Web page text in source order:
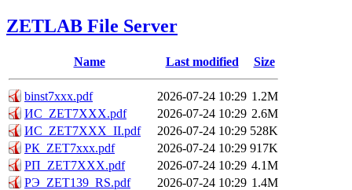
ZETLAB File Server
Name Last modified Size
binst7xxx.pdf 2026-07-24 10:29 1.2M
ИС_ZET7XXX.pdf
2026-07-24 10:29 2.6M
ИС_ZET7XXX_II.pdf
2026-07-24 10:29 528K
РК_ZET7xxx.pdf
2026-07-24 10:29 917K
РП_ZET7XXX.pdf
2026-07-24 10:29 4.1M
РЭ_ZET139_RS.pdf
2026-07-24 10:29 1.4M